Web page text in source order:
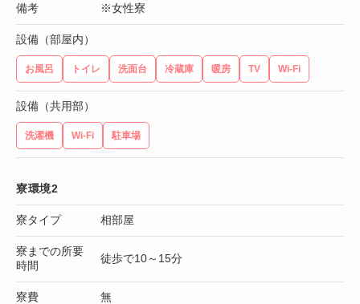
備考 ※女性寮
設備（部屋内）
お風呂 トイレ 洗面台 冷蔵庫 暖房 TV Wi-Fi
設備（共用部）
洗濯機 Wi-Fi 駐車場
寮環境2
寮タイプ 相部屋
寮までの所要
時間
徒歩で10～15分
寮費 無